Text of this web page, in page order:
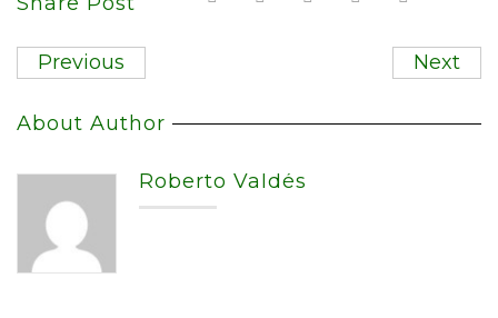
Previous Next
About Author
Roberto Valdés